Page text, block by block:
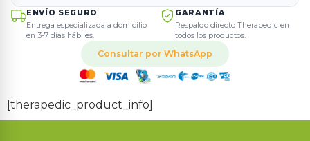
ENVÍO SEGURO
Entrega especializada a domicilio
en 3-7 días hábiles.
GARANTÍA
Respaldo directo Therapedic en
todos los productos.
Consultar por WhatsApp
[therapedic_product_info]